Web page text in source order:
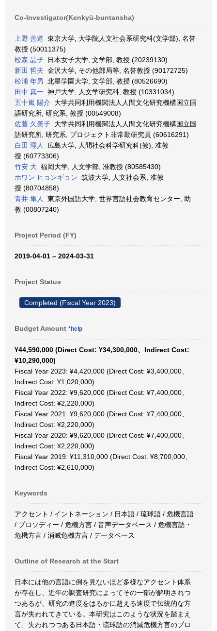
Co-Investigator(Kenkyū-buntansha)
上野 善道 東京大学, 大学院人文社会系研究科(文学部), 名誉
教授 (50011375)
松森 晶子 日本女子大学, 文学部, 教授 (20239130)
新田 哲夫 金沢大学, その他部局等, 名誉教授 (90172725)
松浦 年男
北星学園大学, 文学部, 教授 (80526690)
田中 真一 神戸大学, 人文学研究科, 教授 (10331034)
五十嵐 陽介 大学共同利用機関法人人間文化研究機構国立国
語研究所, 研究系, 教授 (00549008)
佐藤 久美子 大学共同利用機関法人人間文化研究機構国立国
語研究所, 研究系, プロジェクト非常勤研究員 (60616291)
白田 理人
広島大学, 人間社会科学研究科(教), 准教
授 (60773306)
竹安 大 福岡大学, 人文学部, 准教授 (80585430)
ホワン ヒョンギョン 筑波大学, 人文社会系, 准教
授 (80704858)
青井 隼人
東京外国語大学, 世界言語社会教育センター, 助
教 (00807240)
Project Period (FY)
2019-04-01 – 2024-03-31
Project Status
Completed (Fiscal Year 2023)
Budget Amount *help
¥44,590,000 (Direct Cost: ¥34,300,000、Indirect Cost:
¥10,290,000)
Fiscal Year 2023: ¥4,420,000 (Direct Cost: ¥3,400,000、
Indirect Cost: ¥1,020,000)
Fiscal Year 2022: ¥9,620,000 (Direct Cost: ¥7,400,000、
Indirect Cost: ¥2,220,000)
Fiscal Year 2021: ¥9,620,000 (Direct Cost: ¥7,400,000、
Indirect Cost: ¥2,220,000)
Fiscal Year 2020: ¥9,620,000 (Direct Cost: ¥7,400,000、
Indirect Cost: ¥2,220,000)
Fiscal Year 2019: ¥11,310,000 (Direct Cost: ¥8,700,000、
Indirect Cost: ¥2,610,000)
Keywords
アクセント / イントネーション / 日本語 / 琉球語 / 危機言語
/ プロソディー / 危機方言 / 音声データベース / 危機言語・
危機方言 / 消滅危機方言 / データベース
Outline of Research at the Start
日本には他の言語に例を見ないほど多様なアクセント体系
が存在し、近年の調査研究によってその一部が解明されつ
つあるが、研究の進度をはるかに超える速度で伝統的な方
言が失われてきている。本研究はこのような状況を踏まえ
て、失われつつある日本語・琉球語の消滅危機方言のプロ